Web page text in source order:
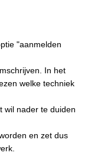
"aanmelden
In het
welke techniek
wil nader te duiden
en zet dus